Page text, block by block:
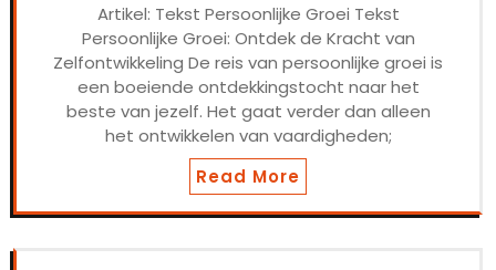
Artikel: Tekst Persoonlijke Groei Tekst
Persoonlijke Groei: Ontdek de Kracht van
Zelfontwikkeling De reis van persoonlijke groei is
een boeiende ontdekkingstocht naar het
beste van jezelf. Het gaat verder dan alleen
het ontwikkelen van vaardigheden;
Read More